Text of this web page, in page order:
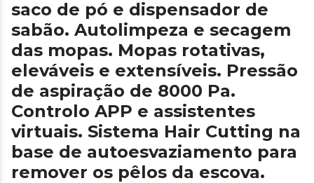
saco de pó e dispensador de
sabão. Autolimpeza e secagem
das mopas. Mopas rotativas,
eleváveis e extensíveis. Pressão
de aspiração de 8000 Pa.
Controlo APP e assistentes
virtuais. Sistema Hair Cutting na
base de autoesvaziamento para
remover os pêlos da escova.